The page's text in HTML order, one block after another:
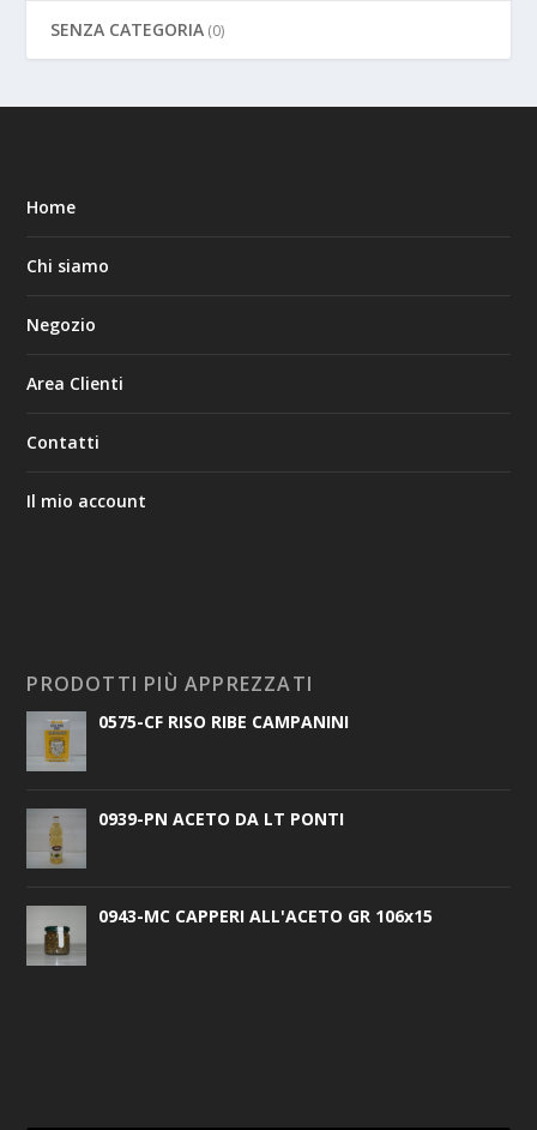
SENZA CATEGORIA (0)
Home
Chi siamo
Negozio
Area Clienti
Contatti
Il mio account
PRODOTTI PIÙ APPREZZATI
0575-CF RISO RIBE CAMPANINI
0939-PN ACETO DA LT PONTI
0943-MC CAPPERI ALL'ACETO GR 106x15